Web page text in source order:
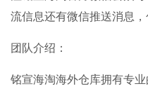
流信息还有微信推送消息，
团队介绍：
铭宣海淘海外仓库拥有专